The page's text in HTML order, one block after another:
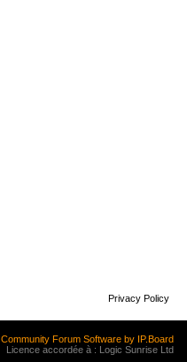
Privacy Policy
Community Forum Software by IP.Board
Licence accordée à : Logic Sunrise Ltd